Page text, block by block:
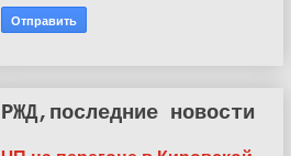
РЖД,последние новости